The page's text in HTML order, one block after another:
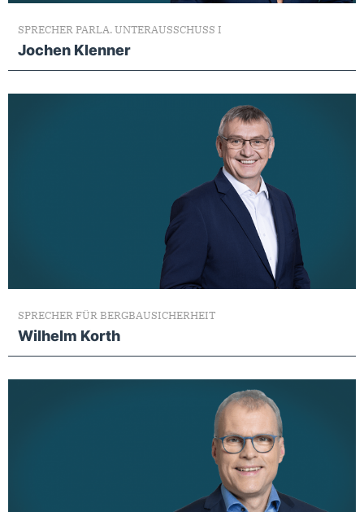
SPRECHER PARLA. UNTERAUSSCHUSS I
Jochen Klenner
SPRECHER FÜR BERGBAUSICHERHEIT
Wilhelm Korth